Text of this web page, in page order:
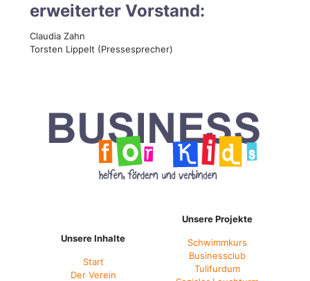
erweiterter Vorstand:
Claudia Zahn
Torsten Lippelt (Pressesprecher)
Unsere Inhalte
Start
Der Verein
Unsere Projekte
Schwimmkurs
Businessclub
Tulifurdum